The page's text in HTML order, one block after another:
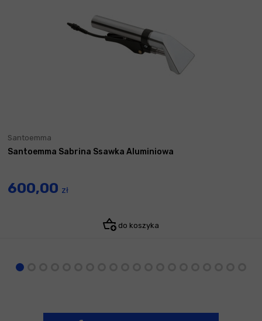
Santoemma
Santoemma Sabrina Ssawka Aluminiowa
600,00 zł
do koszyka